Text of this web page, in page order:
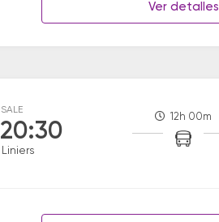
Ver detalles
SALE
20:30
Liniers
12h 00m